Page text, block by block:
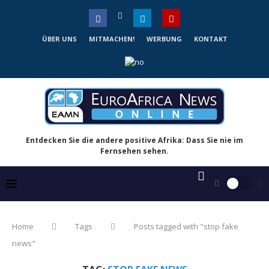
ÜBER UNS MITMACHEN! WERBUNG KONTAKT
Entdecken Sie die andere positive Afrika: Dass Sie nie im
Fernsehen sehen.
Home Tags
Posts tagged with "stop fake
news"